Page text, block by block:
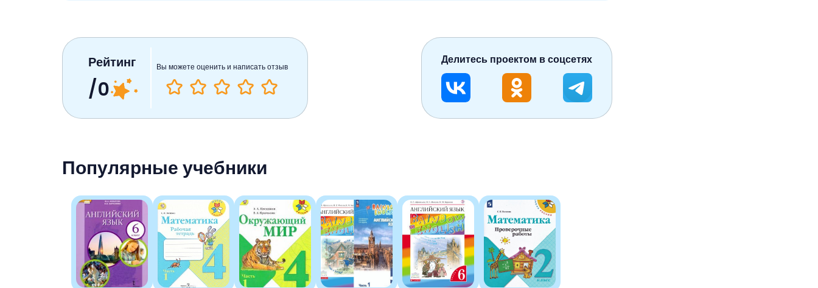
Популярные учебники
Рейтинг
/0
Вы можете оценить и написать отзыв Делитесь проектом в соцсетях